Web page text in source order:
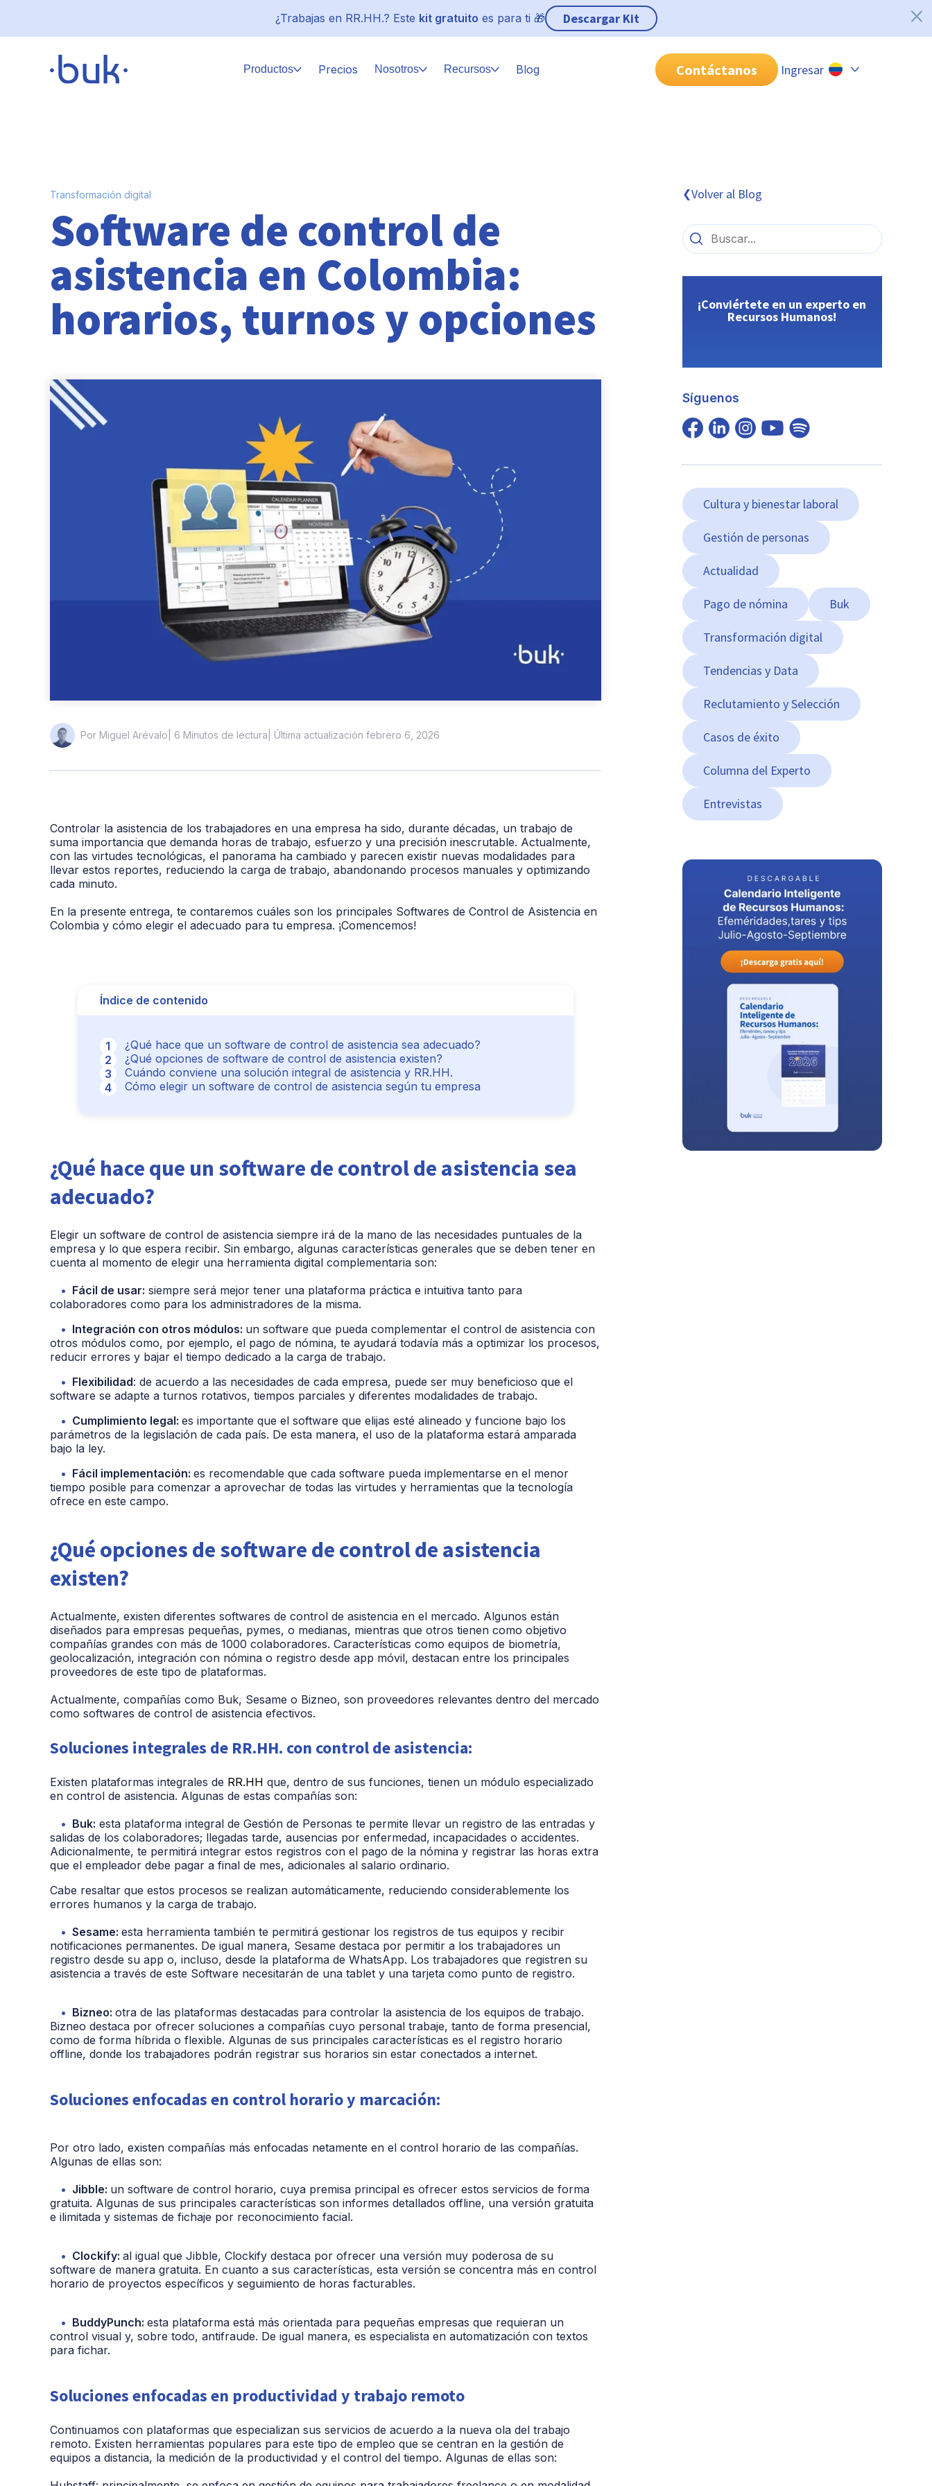
¿Trabajas en RR.HH.? Este kit gratuito es para ti 🎁 Descargar Kit
Productos Precios Nosotros Recursos Blog Contáctanos Ingresar
Transformación digital
Software de control de
asistencia en Colombia:
horarios, turnos y opciones
Por Miguel Arévalo | 6 Minutos de lectura | Última actualización febrero 6, 2026
Controlar la asistencia de los trabajadores en una empresa ha sido, durante décadas, un trabajo de
suma importancia que demanda horas de trabajo, esfuerzo y una precisión inescrutable. Actualmente,
con las virtudes tecnológicas, el panorama ha cambiado y parecen existir nuevas modalidades para
llevar estos reportes, reduciendo la carga de trabajo, abandonando procesos manuales y optimizando
cada minuto.
En la presente entrega, te contaremos cuáles son los principales Softwares de Control de Asistencia en
Colombia y cómo elegir el adecuado para tu empresa. ¡Comencemos!
Índice de contenido
¿Qué hace que un software de control de asistencia sea adecuado?
¿Qué opciones de software de control de asistencia existen?
Cuándo conviene una solución integral de asistencia y RR.HH.
Cómo elegir un software de control de asistencia según tu empresa
¿Qué hace que un software de control de asistencia sea
adecuado?
Elegir un software de control de asistencia siempre irá de la mano de las necesidades puntuales de la
empresa y lo que espera recibir. Sin embargo, algunas características generales que se deben tener en
cuenta al momento de elegir una herramienta digital complementaria son:
Fácil de usar: siempre será mejor tener una plataforma práctica e intuitiva tanto para
colaboradores como para los administradores de la misma.
Integración con otros módulos: un software que pueda complementar el control de asistencia con
otros módulos como, por ejemplo, el pago de nómina, te ayudará todavía más a optimizar los procesos,
reducir errores y bajar el tiempo dedicado a la carga de trabajo.
Flexibilidad: de acuerdo a las necesidades de cada empresa, puede ser muy beneficioso que el
software se adapte a turnos rotativos, tiempos parciales y diferentes modalidades de trabajo.
Cumplimiento legal: es importante que el software que elijas esté alineado y funcione bajo los
parámetros de la legislación de cada país. De esta manera, el uso de la plataforma estará amparada
bajo la ley.
Fácil implementación: es recomendable que cada software pueda implementarse en el menor
tiempo posible para comenzar a aprovechar de todas las virtudes y herramientas que la tecnología
ofrece en este campo.
¿Qué opciones de software de control de asistencia
existen?
Actualmente, existen diferentes softwares de control de asistencia en el mercado. Algunos están
diseñados para empresas pequeñas, pymes, o medianas, mientras que otros tienen como objetivo
compañías grandes con más de 1000 colaboradores. Características como equipos de biometría,
geolocalización, integración con nómina o registro desde app móvil, destacan entre los principales
proveedores de este tipo de plataformas.
Actualmente, compañías como Buk, Sesame o Bizneo, son proveedores relevantes dentro del mercado
como softwares de control de asistencia efectivos.
Soluciones integrales de RR.HH. con control de asistencia:
Existen plataformas integrales de RR.HH que, dentro de sus funciones, tienen un módulo especializado
en control de asistencia. Algunas de estas compañías son:
Buk: esta plataforma integral de Gestión de Personas te permite llevar un registro de las entradas y
salidas de los colaboradores; llegadas tarde, ausencias por enfermedad, incapacidades o accidentes.
Adicionalmente, te permitirá integrar estos registros con el pago de la nómina y registrar las horas extra
que el empleador debe pagar a final de mes, adicionales al salario ordinario.
Cabe resaltar que estos procesos se realizan automáticamente, reduciendo considerablemente los
errores humanos y la carga de trabajo.
Sesame: esta herramienta también te permitirá gestionar los registros de tus equipos y recibir
notificaciones permanentes. De igual manera, Sesame destaca por permitir a los trabajadores un
registro desde su app o, incluso, desde la plataforma de WhatsApp. Los trabajadores que registren su
asistencia a través de este Software necesitarán de una tablet y una tarjeta como punto de registro.
Bizneo: otra de las plataformas destacadas para controlar la asistencia de los equipos de trabajo.
Bizneo destaca por ofrecer soluciones a compañías cuyo personal trabaje, tanto de forma presencial,
como de forma híbrida o flexible. Algunas de sus principales características es el registro horario
offline, donde los trabajadores podrán registrar sus horarios sin estar conectados a internet.
Soluciones enfocadas en control horario y marcación:
Por otro lado, existen compañías más enfocadas netamente en el control horario de las compañías.
Algunas de ellas son:
Jibble: un software de control horario, cuya premisa principal es ofrecer estos servicios de forma
gratuita. Algunas de sus principales características son informes detallados offline, una versión gratuita
e ilimitada y sistemas de fichaje por reconocimiento facial.
Clockify: al igual que Jibble, Clockify destaca por ofrecer una versión muy poderosa de su
software de manera gratuita. En cuanto a sus características, esta versión se concentra más en control
horario de proyectos específicos y seguimiento de horas facturables.
BuddyPunch: esta plataforma está más orientada para pequeñas empresas que requieran un
control visual y, sobre todo, antifraude. De igual manera, es especialista en automatización con textos
para fichar.
Soluciones enfocadas en productividad y trabajo remoto
Continuamos con plataformas que especializan sus servicios de acuerdo a la nueva ola del trabajo
remoto. Existen herramientas populares para este tipo de empleo que se centran en la gestión de
equipos a distancia, la medición de la productividad y el control del tiempo. Algunas de ellas son:
❮Volver al Blog
¡Conviértete en un experto en
Recursos Humanos!
Síguenos
Cultura y bienestar laboral
Gestión de personas
Actualidad
Pago de nómina Buk
Transformación digital
Tendencias y Data
Reclutamiento y Selección
Casos de éxito
Columna del Experto
Entrevistas